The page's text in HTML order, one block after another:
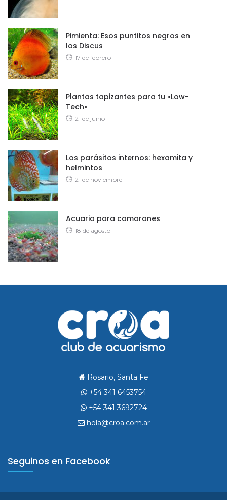
Pimienta: Esos puntitos negros en
los Discus
Posted
17 de febrero
Plantas tapizantes para tu «Low-
Tech»
Posted
21 de junio
Los parásitos internos: hexamita y
helmintos
Posted
21 de noviembre
Acuario para camarones
Posted
18 de agosto
Rosario, Santa Fe
+54 341 6453754
+54 341 3692724
hola@croa.com.ar
Seguinos en Facebook